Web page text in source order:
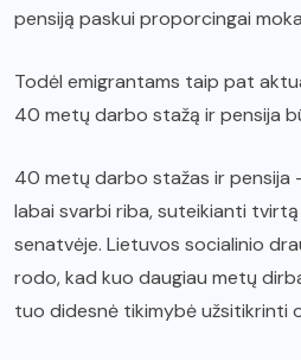
pensiją paskui proporcingai
Todėl emigrantams taip pat
40 metų darbo stažą ir pensija
40 metų darbo stažas ir pensija
labai svarbi riba, suteikianti
senatvėje. Lietuvos socialinio
rodo, kad kuo daugiau metų
tuo didesnė tikimybė užsitikrinti